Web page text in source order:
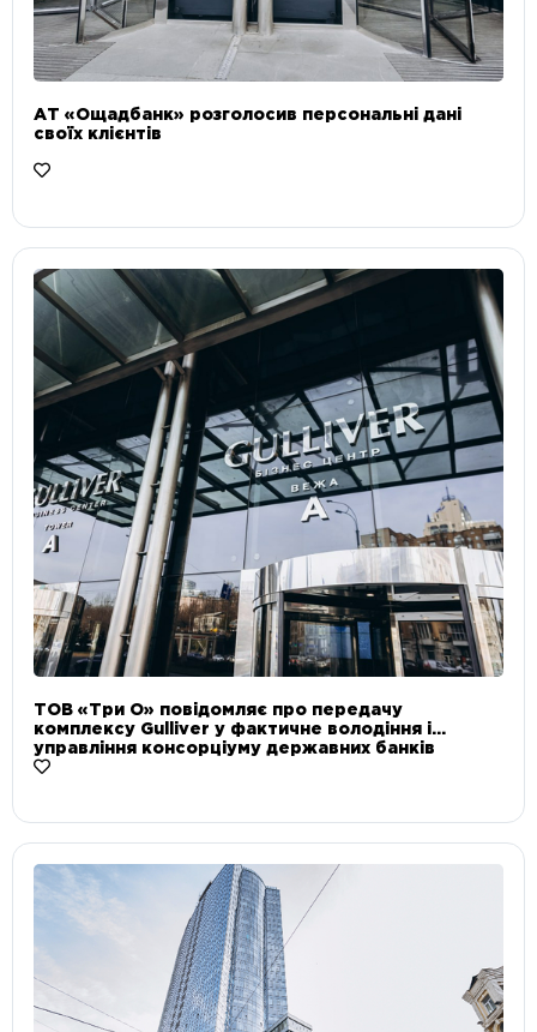
АТ «Ощадбанк» розголосив персональні дані
своїх клієнтів
ТОВ «Три О» повідомляє про передачу
комплексу Gulliver у фактичне володіння і
управління консорціуму державних банків